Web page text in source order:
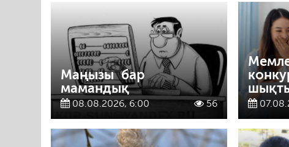
Маңызы бар
мамандық
08.08.2026, 6:00 56